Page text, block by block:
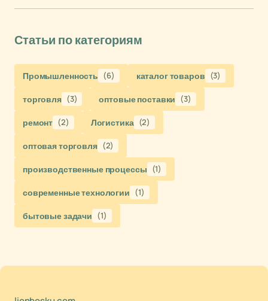
Статьи по категориям
Промышленность (6) каталог товаров (3)
торговля (3) оптовые поставки (3)
ремонт (2) Логистика (2)
оптовая торговля (2)
производственные процессы (1)
современные технологии (1)
бытовые задачи (1)